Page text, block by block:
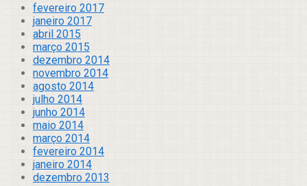
fevereiro 2017
janeiro 2017
abril 2015
março 2015
dezembro 2014
novembro 2014
agosto 2014
julho 2014
junho 2014
maio 2014
março 2014
fevereiro 2014
janeiro 2014
dezembro 2013